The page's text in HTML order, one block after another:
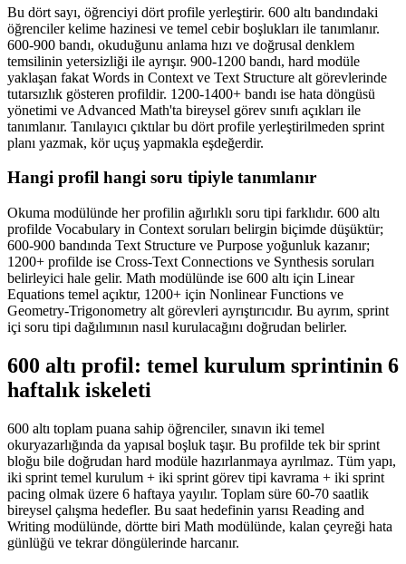
Bu dört sayı, öğrenciyi dört profile yerleştirir. 600 altı bandındaki
öğrenciler kelime hazinesi ve temel cebir boşlukları ile tanımlanır.
600-900 bandı, okuduğunu anlama hızı ve doğrusal denklem
temsilinin yetersizliği ile ayrışır. 900-1200 bandı, hard modüle
yaklaşan fakat Words in Context ve Text Structure alt görevlerinde
tutarsızlık gösteren profildir. 1200-1400+ bandı ise hata döngüsü
yönetimi ve Advanced Math'ta bireysel görev sınıfı açıkları ile
tanımlanır. Tanılayıcı çıktılar bu dört profile yerleştirilmeden sprint
planı yazmak, kör uçuş yapmakla eşdeğerdir.
Hangi profil hangi soru tipiyle tanımlanır
Okuma modülünde her profilin ağırlıklı soru tipi farklıdır. 600 altı
profilde Vocabulary in Context soruları belirgin biçimde düşüktür;
600-900 bandında Text Structure ve Purpose yoğunluk kazanır;
1200+ profilde ise Cross-Text Connections ve Synthesis soruları
belirleyici hale gelir. Math modülünde ise 600 altı için Linear
Equations temel açıktır, 1200+ için Nonlinear Functions ve
Geometry-Trigonometry alt görevleri ayrıştırıcıdır. Bu ayrım, sprint
içi soru tipi dağılımının nasıl kurulacağını doğrudan belirler.
600 altı profil: temel kurulum sprintinin 6
haftalık iskeleti
600 altı toplam puana sahip öğrenciler, sınavın iki temel
okuryazarlığında da yapısal boşluk taşır. Bu profilde tek bir sprint
bloğu bile doğrudan hard modüle hazırlanmaya ayrılmaz. Tüm yapı,
iki sprint temel kurulum + iki sprint görev tipi kavrama + iki sprint
pacing olmak üzere 6 haftaya yayılır. Toplam süre 60-70 saatlik
bireysel çalışma hedefler. Bu saat hedefinin yarısı Reading and
Writing modülünde, dörtte biri Math modülünde, kalan çeyreği hata
günlüğü ve tekrar döngülerinde harcanır.